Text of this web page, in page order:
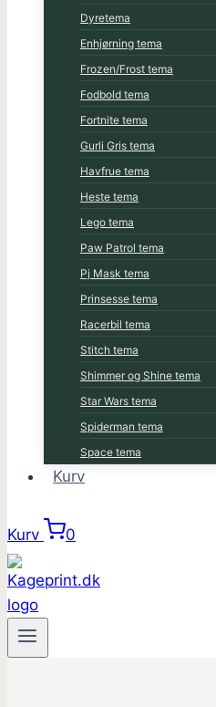
Dyretema
Enhjørning tema
Frozen/Frost tema
Fodbold tema
Fortnite tema
Gurli Gris tema
Havfrue tema
Heste tema
Lego tema
Paw Patrol tema
Pj Mask tema
Prinsesse tema
Racerbil tema
Stitch tema
Shimmer og Shine tema
Star Wars tema
Spiderman tema
Space tema
Kurv
Kurv 0